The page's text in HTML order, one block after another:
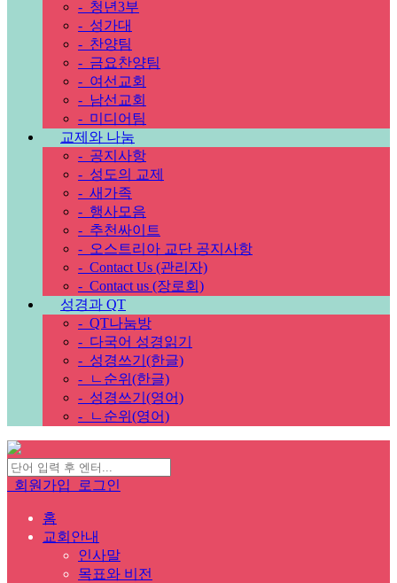
- 청년3부
- 성가대
- 찬양팀
- 금요찬양팀
- 여선교회
- 남선교회
- 미디어팀
교제와 나눔
- 공지사항
- 성도의 교제
- 새가족
- 행사모음
- 추천싸이트
- 오스트리아 교단 공지사항
- Contact Us (관리자)
- Contact us (장로회)
성경과 QT
- QT나눔방
- 다국어 성경읽기
- 성경쓰기(한글)
-
ㄴ순위(한글)
- 성경쓰기(영어)
-
ㄴ순위(영어)
회원가입 로그인
홈
교회안내
인사말
목표와 비전